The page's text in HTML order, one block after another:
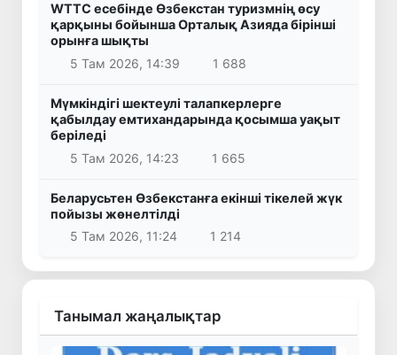
WTTC есебінде Өзбекстан туризмнің өсу
қарқыны бойынша Орталық Азияда бірінші
орынға шықты
5 Там 2026, 14:39
1 688
Мүмкіндігі шектеулі талапкерлерге
қабылдау емтихандарында қосымша уақыт
беріледі
5 Там 2026, 14:23
1 665
Беларусьтен Өзбекстанға екінші тікелей жүк
пойызы жөнелтілді
5 Там 2026, 11:24
1 214
Танымал жаңалықтар